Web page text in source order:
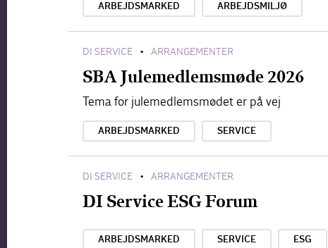
ARBEJDSMARKED ARBEJDSMILJØ
DI SERVICE • ARRANGEMENTER
SBA Julemedlemsmøde 2026
Tema for julemedlemsmødet er på vej
ARBEJDSMARKED SERVICE
DI SERVICE • ARRANGEMENTER
DI Service ESG Forum
ARBEJDSMARKED SERVICE ESG